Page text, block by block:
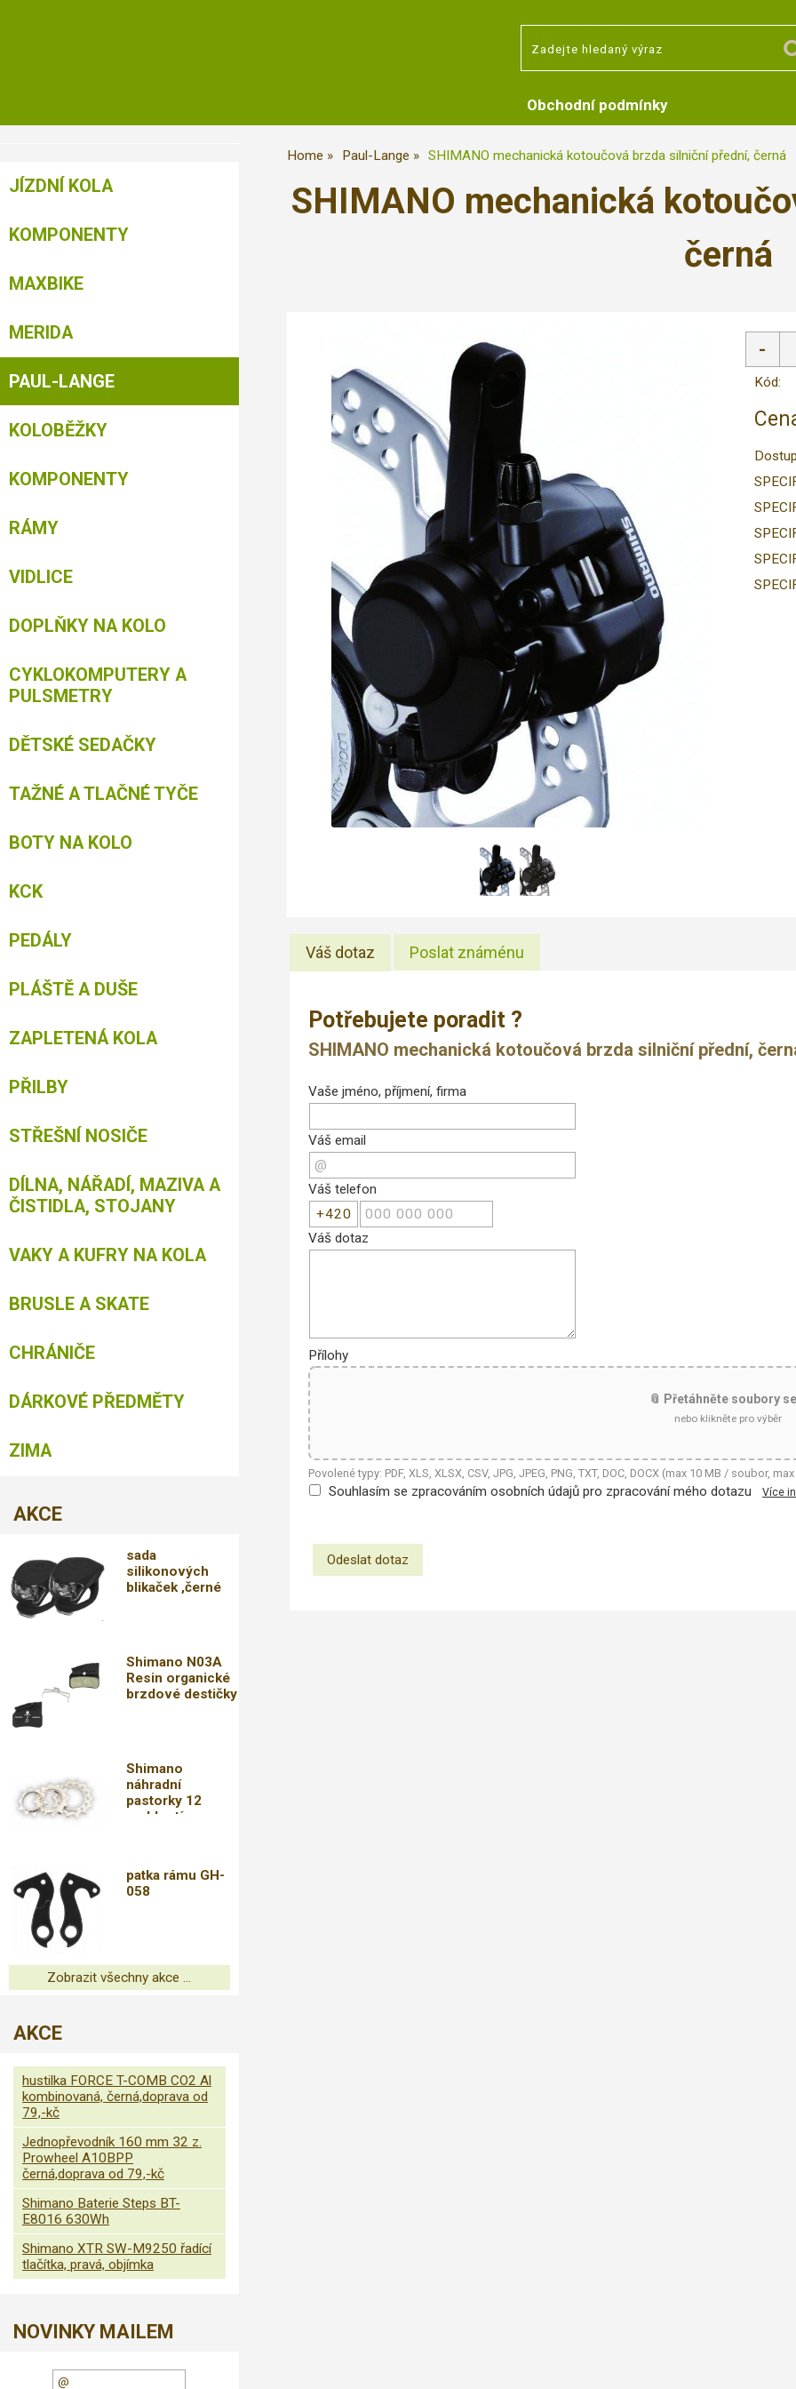
Obchodní podmínky
Home Paul-Lange SHIMANO mechanická kotoučová brzda silniční přední, černá
SHIMANO mechanická
černá
Kód:
Váš dotaz Poslat známénu
Potřebujete poradit ?
SHIMANO mechanická kotoučová brzda silniční přední,
Vaše jméno, příjmení, firma
Váš email
Váš telefon
Váš dotaz
Přílohy
📎 Přetáhněte soubory
nebo klikněte pro výběr
Povolené typy: PDF, XLS, XLSX, CSV, JPG, JPEG, PNG, TXT, DOC, DOCX (max 10 MB / soubor,
Souhlasím se zpracováním osobních údajů pro zpracování mého dotazu Více
JÍZDNÍ KOLA
KOMPONENTY
MAXBIKE
MERIDA
PAUL-LANGE
KOLOBĚŽKY
KOMPONENTY
RÁMY
VIDLICE
DOPLŇKY NA KOLO
CYKLOKOMPUTERY A
PULSMETRY
DĚTSKÉ SEDAČKY
TAŽNÉ A TLAČNÉ TYČE
BOTY NA KOLO
KCK
PEDÁLY
PLÁŠTĚ A DUŠE
ZAPLETENÁ KOLA
PŘILBY
STŘEŠNÍ NOSIČE
DÍLNA, NÁŘADÍ, MAZIVA A
ČISTIDLA, STOJANY
VAKY A KUFRY NA KOLA
BRUSLE A SKATE
CHRÁNIČE
DÁRKOVÉ PŘEDMĚTY
ZIMA
AKCE
sada
silikonových
blikaček ,černé
Shimano N03A
Resin organické
brzdové destičky
Shimano
náhradní
pastorky 12
rychlostí
patka rámu GH-
058
Zobrazit všechny akce ...
AKCE
hustilka FORCE T-COMB CO2 Al
kombinovaná, černá,doprava od
79,-kč
Jednopřevodník 160 mm 32 z.
Prowheel A10BPP
černá,doprava od 79,-kč
Shimano Baterie Steps BT-
E8016 630Wh
Shimano XTR SW-M9250 řadící
tlačítka, pravá, objímka
NOVINKY MAILEM